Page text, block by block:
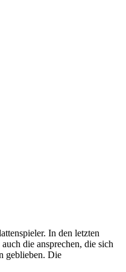
In den letzten
die ansprechen, die sich
geblieben. Die